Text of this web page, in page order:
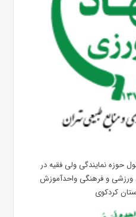
حوزه نمایندگی ولی فقیه در
ورزشی و فرهنگی واحدآموزش
کردکوی